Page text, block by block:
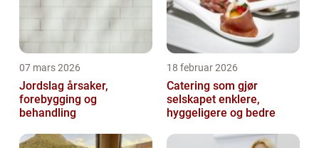
07 mars 2026
Jordslag årsaker,
forebygging og
behandling
18 februar 2026
Catering som gjør
selskapet enklere,
hyggeligere og bedre